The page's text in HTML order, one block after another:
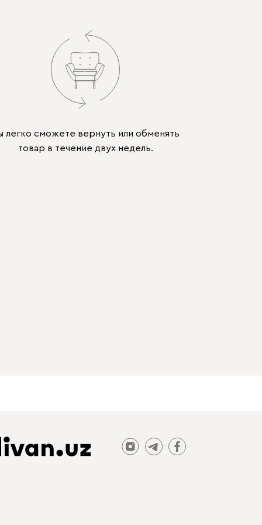
легко сможете вернуть или обменять
товар в течение двух недель.